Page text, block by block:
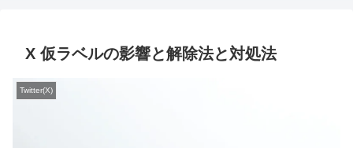
X 仮ラベルの影響と解除法と対処法
Twitter(X)